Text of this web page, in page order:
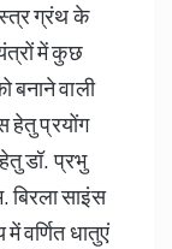
ग्रंथ के
में कुछ
बनाने वाली
हेतु प्रयोंग
डॉ. प्रभु
बिरला साइंस
वर्णित धातुएं